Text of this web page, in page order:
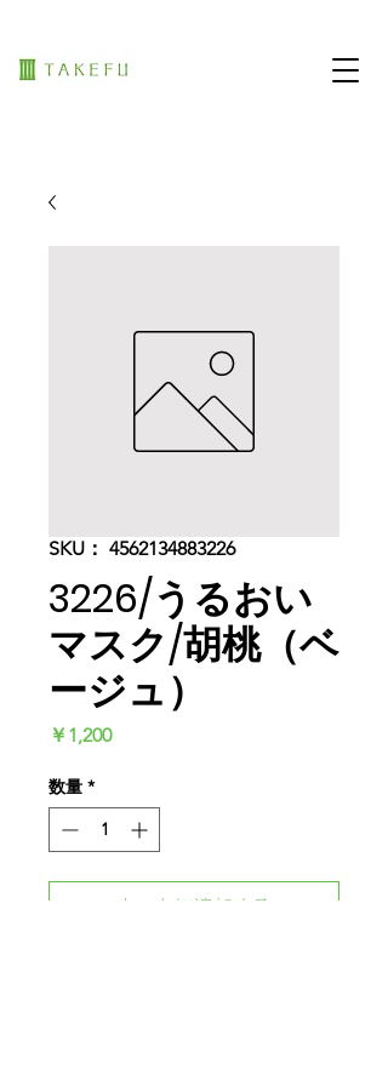
SKU： 4562134883226
3226/うるおい
マスク/胡桃（ベ
ージュ）
￥1,200価
数量 *
カートに追加する